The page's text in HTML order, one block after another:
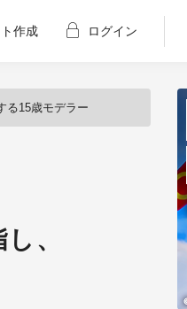
作成 ログイン
る15歳モデラー
、